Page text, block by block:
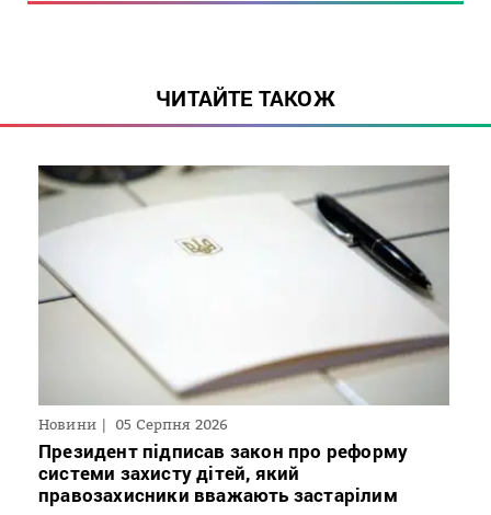
ЧИТАЙТЕ ТАКОЖ
Новини 05 Серпня 2026
Президент підписав закон про реформу
системи захисту дітей, який
правозахисники вважають застарілим